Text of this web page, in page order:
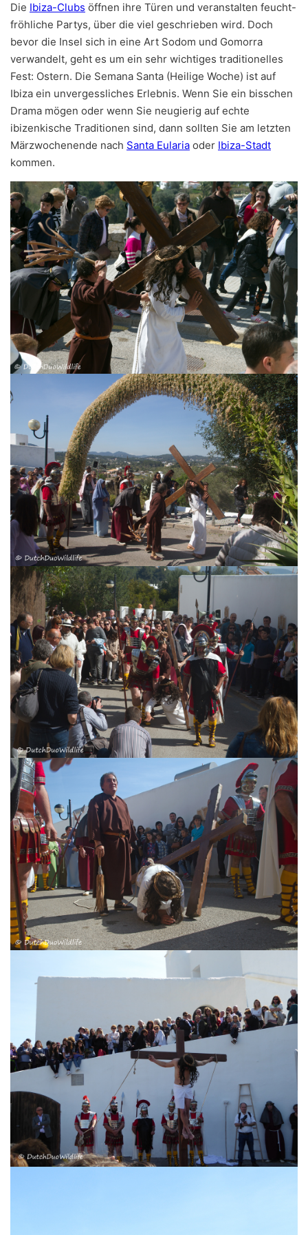
Die Ibiza-Clubs öffnen ihre Türen und veranstalten feucht-
fröhliche Partys, über die viel geschrieben wird. Doch
bevor die Insel sich in eine Art Sodom und Gomorra
verwandelt, geht es um ein sehr wichtiges traditionelles
Fest: Ostern. Die Semana Santa (Heilige Woche) ist auf
Ibiza ein unvergessliches Erlebnis. Wenn Sie ein bisschen
Drama mögen oder wenn Sie neugierig auf echte
ibizenkische Traditionen sind, dann sollten Sie am letzten
Märzwochenende nach Santa Eularia oder Ibiza-Stadt
kommen.